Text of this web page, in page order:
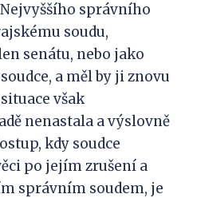
správního
soudu,
senátu, nebo jako
a měl by ji znovu
však
nenastala a výslovně
kdy soudce
po jejím zrušení a
správním soudem, je